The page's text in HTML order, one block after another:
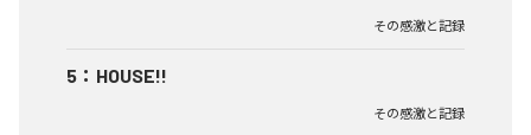
その感激と記録
5 ： HOUSE!!
その感激と記録